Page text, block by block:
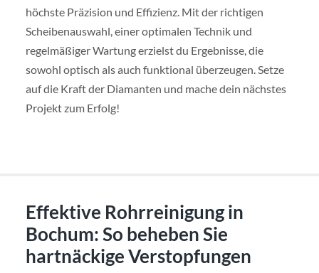
höchste Präzision und Effizienz. Mit der richtigen
Scheibenauswahl, einer optimalen Technik und
regelmäßiger Wartung erzielst du Ergebnisse, die
sowohl optisch als auch funktional überzeugen. Setze
auf die Kraft der Diamanten und mache dein nächstes
Projekt zum Erfolg!
Effektive Rohrreinigung in
Bochum: So beheben Sie
hartnäckige Verstopfungen